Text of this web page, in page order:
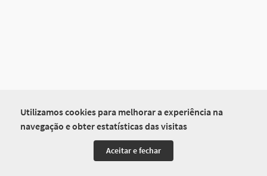
Utilizamos cookies para melhorar a experiência na
navegação e obter estatísticas das visitas
Aceitar e fechar